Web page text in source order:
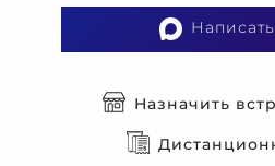
Назначить